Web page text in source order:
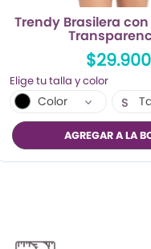
Trendy Brasilera
$29.900
Color
S
M
L
AGREGAR A LA